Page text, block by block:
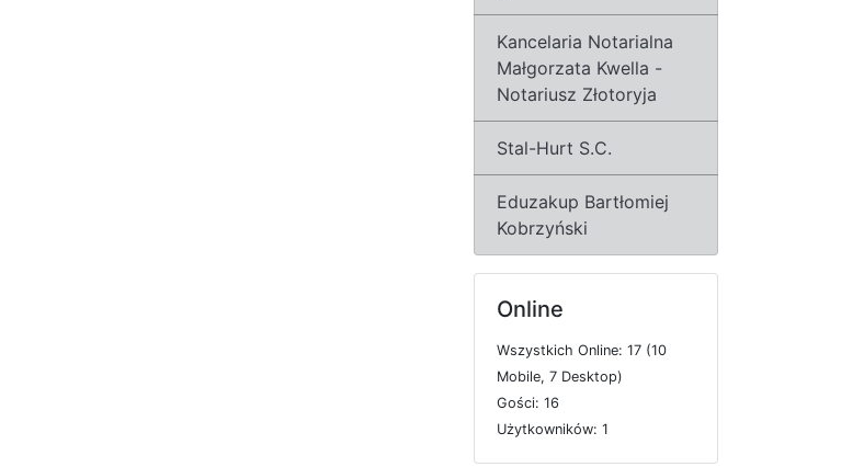
Kancelaria Notarialna
Małgorzata Kwella -
Notariusz Złotoryja
Stal-Hurt S.C.
Eduzakup Bartłomiej
Kobrzyński
Online
Wszystkich Online: 17 (10
Mobile, 7 Desktop)
Gości: 16
Użytkowników: 1